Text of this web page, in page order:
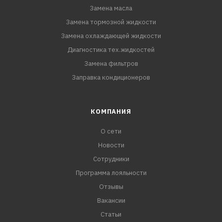
Замена масла
Замена тормозной жидкости
Замена охлаждающей жидкости
Диагностика тех.жидкостей
Замена фильтров
Заправка кондиционеров
КОМПАНИЯ
О сети
Новости
Сотрудники
Программа лояльности
Отзывы
Вакансии
Статьи